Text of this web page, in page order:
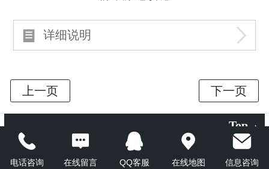
详细说明
Top
2014 深圳新格尔自动喷涂有限公司 版权所有
电话咨询 在线留言 QQ客服 在线地图 信息咨询